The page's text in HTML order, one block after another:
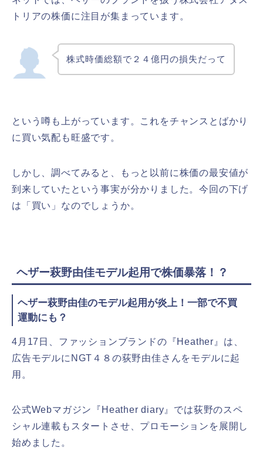
トリアの株価に注目が集まっています。
株式時価総額で２４億円の損失だって
という噂も上がっています。これをチャンスとばかり
に買い気配も旺盛です。
しかし、調べてみると、もっと以前に株価の最安値が
到来していたという事実が分かりました。今回の下げ
は「買い」なのでしょうか。
ヘザー萩野由佳モデル起用で株価暴落！？
ヘザー萩野由佳のモデル起用が炎上！一部で不買
運動にも？
4月17日、ファッションブランドの『Heather』は、
広告モデルにNGT４８の荻野由佳さんをモデルに起
用。
公式Webマガジン『Heather diary』では荻野のスペ
シャル連載もスタートさせ、プロモーションを展開し
始めました。